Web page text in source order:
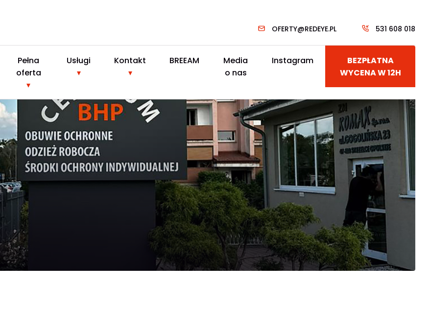
531 608 018
OFERTY@REDEYE.PL
Pełna
oferta
Usługi Kontakt BREEAM
Media
o nas
Instagram
BEZPŁATNA
WYCENA W 12H